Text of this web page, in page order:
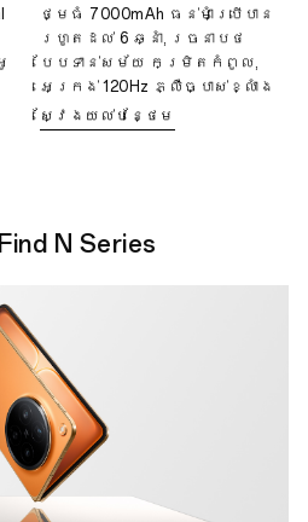
ថ្មធំ 7000mAh ធន់មាំប្រើបាន
រហូតដល់ 6 ឆ្នាំ, រចនាបថ
បែបទាន់សម័យ កម្រិតកំពូល,
អេក្រង់ 120Hz ភ្លឺច្បាស់ខ្លាំង
ស្វែងយល់បន្ថែម
N Series